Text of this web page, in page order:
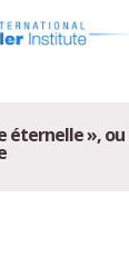
éternelle »,